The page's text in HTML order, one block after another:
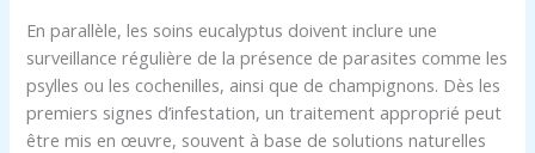
En parallèle, les soins eucalyptus doivent inclure une
surveillance régulière de la présence de parasites comme les
psylles ou les cochenilles, ainsi que de champignons. Dès les
premiers signes d’infestation, un traitement approprié peut
être mis en œuvre, souvent à base de solutions naturelles